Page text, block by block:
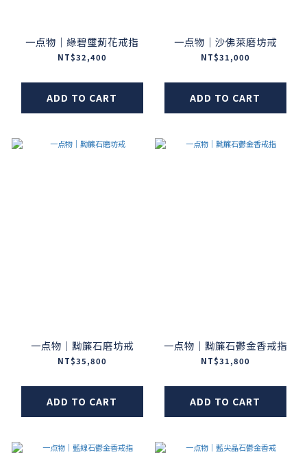
一点物｜綠碧璽薊花戒指
NT$32,400
ADD TO CART
一点物｜沙佛萊磨坊戒
NT$31,000
ADD TO CART
一点物｜黝簾石磨坊戒
NT$35,800
ADD TO CART
一点物｜黝簾石鬱金香戒指
NT$31,800
ADD TO CART